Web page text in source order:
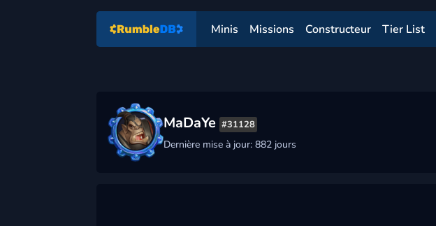
Minis Missions Constructeur Tier List
MaDaYe #31128
Dernière mise à jour: 882 jours